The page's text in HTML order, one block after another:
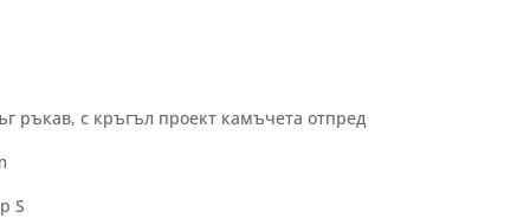
ръкав, с кръгъл проект камъчета отпред
S